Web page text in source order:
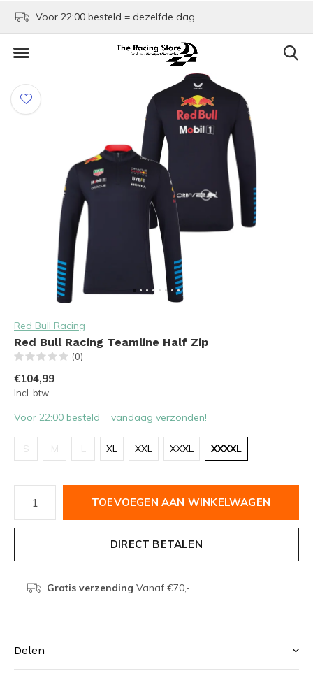
Voor 22:00 besteld = dezelfde dag verzonden!
Red Bull Racing
Red Bull Racing Teamline Half Zip
(0)
€104,99
Incl. btw
Voor 22:00 besteld = vandaag verzonden!
S M L XL XXL XXXL XXXXL
TOEVOEGEN AAN WINKELWAGEN
DIRECT BETALEN
Gratis verzending Vanaf €70,-
Delen